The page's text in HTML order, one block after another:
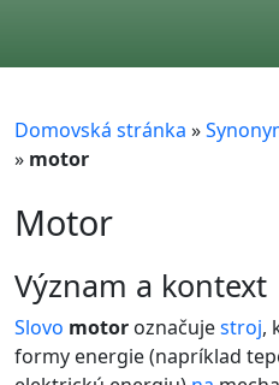
Domovská stránka »
» motor
Motor
význam a kontext
Slovo motor označujestroj,
formy energie (napríklad